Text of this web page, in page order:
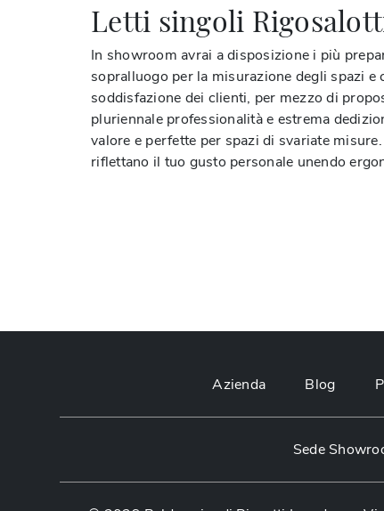
Letti singoli
In showroom avrai a disposizione i più
sopralluogo per la misurazione degli spazi
soddisfazione dei clienti, per mezzo di
pluriennale professionalità e estrema
valore e perfette per spazi di svariate
riflettano il tuo gusto personale unendo
Azienda Blog
Sede